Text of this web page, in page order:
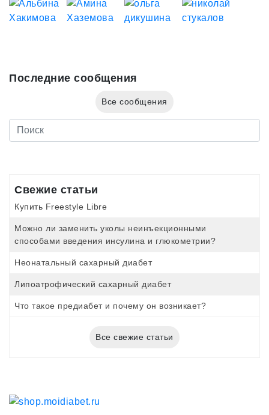
Последние сообщения
Все сообщения
Свежие статьи
Купить Freestyle Libre
Можно ли заменить уколы неинъекционными
способами введения инсулина и глюкометрии?
Неонатальный сахарный диабет
Липоатрофический сахарный диабет
Что такое предиабет и почему он возникает?
Все свежие статьи